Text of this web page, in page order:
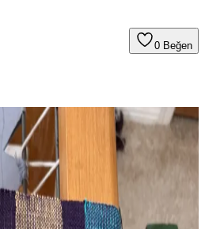
0 Beğen
Antika Örtüler:
Yöntemleri
itibaren Amerikan kültüründe önemli
örtülerde kullanılan karmaşık bir
özellikleri ve korunma yöntemleri